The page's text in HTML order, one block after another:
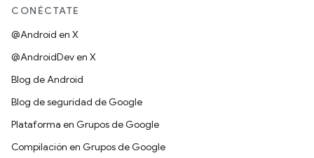
CONÉCTATE
@Android en X
@AndroidDev en X
Blog de Android
Blog de seguridad de Google
Plataforma en Grupos de Google
Compilación en Grupos de Google